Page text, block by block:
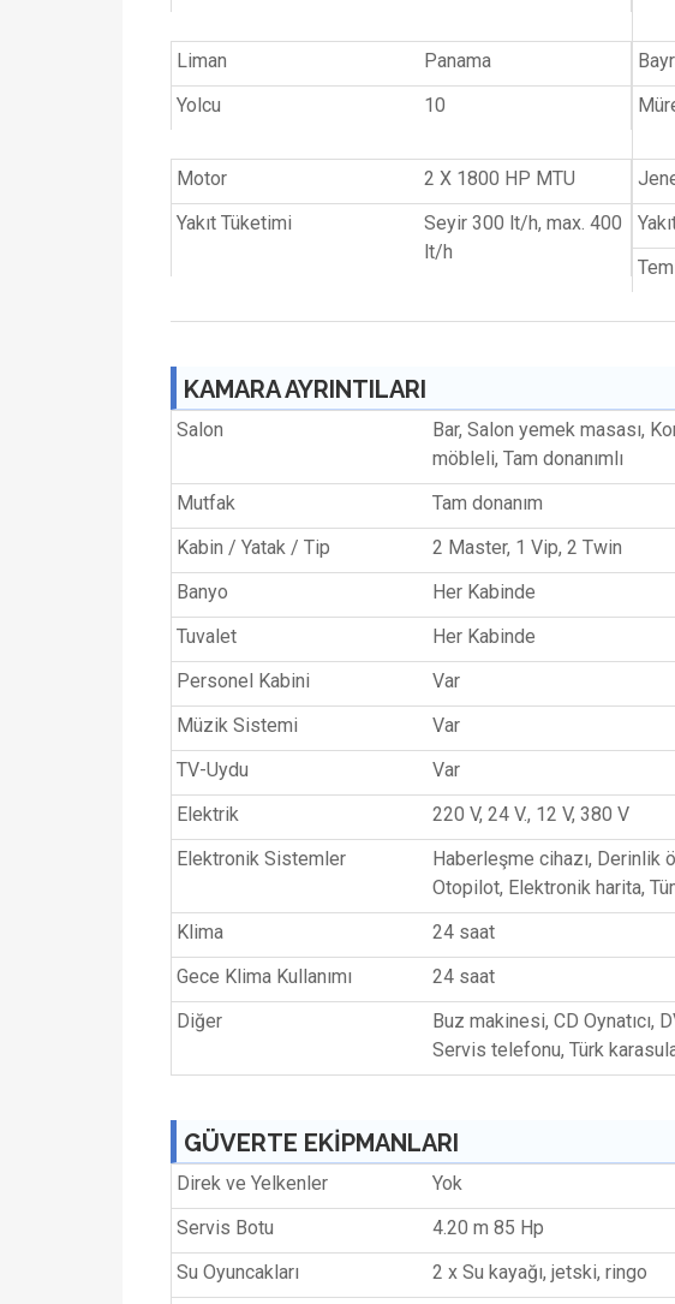
Liman
Panama
Yolcu
10
Motor
2 X 1800 HP MTU
Yakıt Tüketimi
Seyir 300 lt/h, max. 400
lt/h
KAMARA AYRINTILARI
Salon
Bar, Salon yemek masası,
möbleli, Tam donanımlı
Mutfak
Tam donanım
Kabin / Yatak / Tip
2 Master, 1 Vip, 2 Twin
Banyo
Her Kabinde
Tuvalet
Her Kabinde
Personel Kabini
Var
Müzik Sistemi
Var
TV-Uydu
Var
Elektrik
220 V, 24 V., 12 V, 380 V
Elektronik Sistemler
Haberleşme cihazı, Derinlik
Otopilot, Elektronik harita,
Klima
24 saat
Gece Klima Kullanımı
24 saat
Diğer
Buz makinesi, CD Oynatıcı,
Servis telefonu, Türk
GÜVERTE EKİPMANLARI
Direk ve Yelkenler
Yok
Servis Botu
4.20 m 85 Hp
Su Oyuncakları
2 x Su kayağı, jetski, ringo